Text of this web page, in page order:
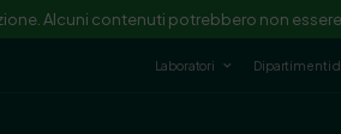
Alcuni contenuti potrebbero non
Laboratori Dipartimenti